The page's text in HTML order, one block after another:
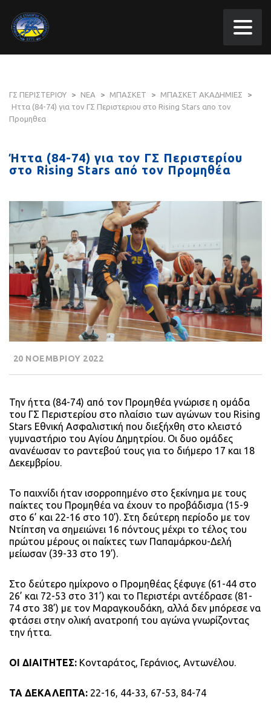
ΓΣ ΠΕΡΙΣΤΕΡΙΟΥ > ΝΕΑ > ΜΠΑΣΚΕΤ > ΜΠΑΣΚΕΤ ΑΚΑΔΗΜΙΕΣ
>
Ηττα (84-74) για τον ΓΣ Περιστεριου στο Rising Stars απο τον
Προμηθεα
Ήττα (84-74) για τον ΓΣ Περιστερίου
στο Rising Stars από τον Προμηθέα
20 ΝΟΕΜΒΡΙΟΥ 2022
Την ήττα (84-74) από τον Προμηθέα γνώρισε η ομάδα
του ΓΣ Περιστερίου στο πλαίσιο των αγώνων του Rising
Stars Εθνική Ασφαλιστική που διεξήχθη στο κλειστό
γυμναστήριο του Αγίου Δημητρίου. Οι δυο ομάδες
ανανέωσαν το ραντεβού τους για το διήμερο 17 και 18
Δεκεμβρίου.
Το παιχνίδι ήταν ισορροπημένο στο ξεκίνημα με τους
παίκτες του Προμηθέα να έχουν το προβάδισμα (15-9
στο 6’ και 22-16 στο 10’). Στη δεύτερη περίοδο με τον
Ντίπτση να σημειώνει 16 πόντους μέχρι το τέλος του
πρώτου μέρους οι παίκτες των Παπαμάρκου-Δελή
μείωσαν (39-33 στο 19’).
Στο δεύτερο ημίχρονο ο Προμηθέας ξέφυγε (61-44 στο
26’ και 72-53 στο 31’) και το Περιστέρι αντέδρασε (81-
74 στο 38’) με τον Μαραγκουδάκη, αλλά δεν μπόρεσε να
φτάσει στην ολική ανατροπή του αγώνα γνωρίζοντας
την ήττα.
ΟΙ ΔΙΑΙΤΗΤΕΣ: Κονταράτος, Γεράνιος, Αντωνέλου.
ΤΑ ΔΕΚΑΛΕΠΤΑ: 22-16, 44-33, 67-53, 84-74